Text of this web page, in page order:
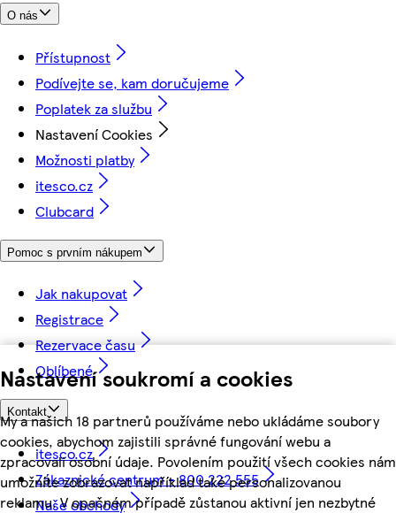
Nastavení soukromí a cookies
My a našich 18 partnerů používáme nebo ukládáme soubory
cookies, abychom zajistili správné fungování webu a
zpracovali osobní údaje. Povolením použití všech cookies nám
umožníte zobrazovat například také personalizovanou
reklamu. V opačném případě zůstanou aktivní jen nezbytné
O nás
Přístupnost
Podívejte se, kam doručujeme
Poplatek za službu
Nastavení Cookies
Možnosti platby
itesco.cz
Clubcard
Pomoc s prvním nákupem
Jak nakupovat
Registrace
Rezervace času
Oblíbené
Kontakt
itesco.cz
Zákaznické centrum - 800 222 555
Naše obchody